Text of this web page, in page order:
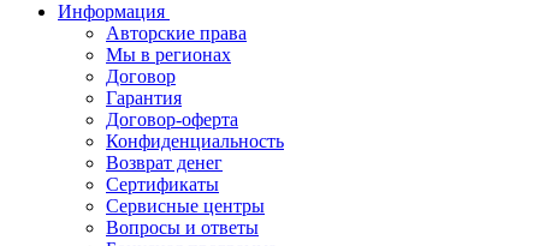
Информация
Авторские права
Мы в регионах
Договор
Гарантия
Договор-оферта
Конфиденциальность
Возврат денег
Сертификаты
Сервисные центры
Вопросы и ответы